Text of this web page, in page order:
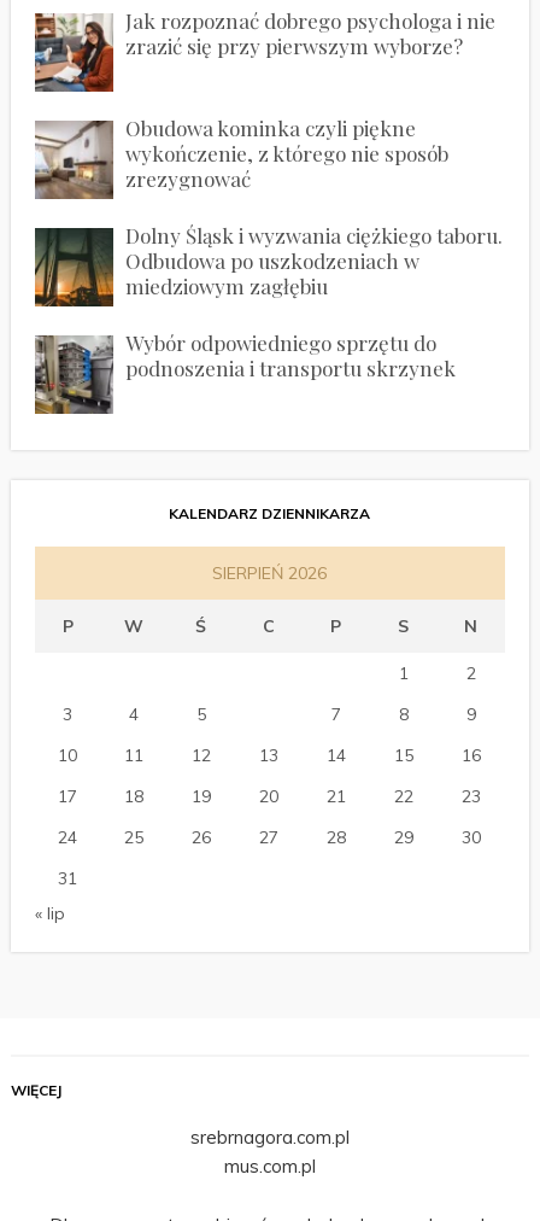
Jak rozpoznać dobrego psychologa i nie
zrazić się przy pierwszym wyborze?
Obudowa kominka czyli piękne
wykończenie, z którego nie sposób
zrezygnować
Dolny Śląsk i wyzwania ciężkiego taboru.
Odbudowa po uszkodzeniach w
miedziowym zagłębiu
Wybór odpowiedniego sprzętu do
podnoszenia i transportu skrzynek
KALENDARZ DZIENNIKARZA
SIERPIEŃ 2026
P W Ś C P S N
1
2
3
4 5 7 8
9
10
11 12 13 14 15
16
17
18 19 20 21 22
23
24
25 26 27 28 29
30
31
« lip
WIĘCEJ
srebrnagora.com.pl
mus.com.pl